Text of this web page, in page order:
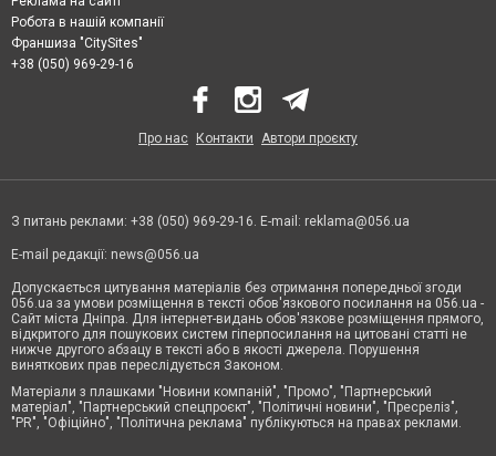
Робота в нашій компанії
Франшиза "CitySites"
+38 (050) 969-29-16
Про нас Контакти Автори проєкту
З питань реклами: +38 (050) 969-29-16. E-mail: reklama@056.ua
E-mail редакції: news@056.ua
Допускається цитування матеріалів без отримання попередньої згоди
056.ua за умови розміщення в тексті обов'язкового посилання на 056.ua -
Сайт міста Дніпра. Для інтернет-видань обов'язкове розміщення прямого,
відкритого для пошукових систем гіперпосилання на цитовані статті не
нижче другого абзацу в тексті або в якості джерела. Порушення
виняткових прав переслідується Законом.
Матеріали з плашками "Новини компаній", "Промо", "Партнерський
матеріал", "Партнерський спецпроєкт", "Політичні новини", "Пресреліз",
"PR", "Офіційно", "Політична реклама" публікуються на правах реклами.